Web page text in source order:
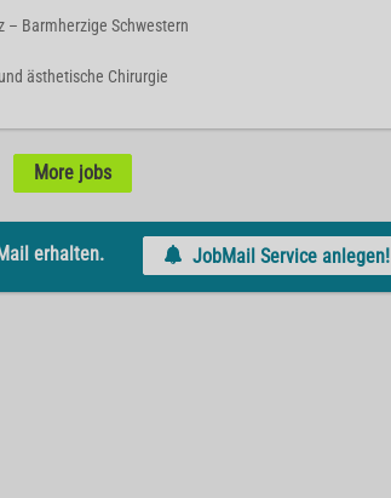
– Barmherzige Schwestern
ästhetische Chirurgie
More jobs
erhalten. JobMail Service anlegen!